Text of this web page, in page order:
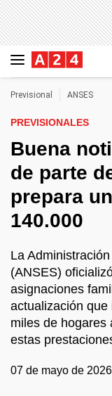
Previsional ANSES
PREVISIONALES
Buena
de parte
prepara
140.000
La
(ANSES)
asignaciones
actualización
miles de hogares
estas
07 de mayo de